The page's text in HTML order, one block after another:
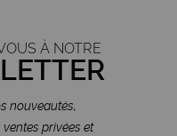
À NOTRE
nouveautés,
privées et